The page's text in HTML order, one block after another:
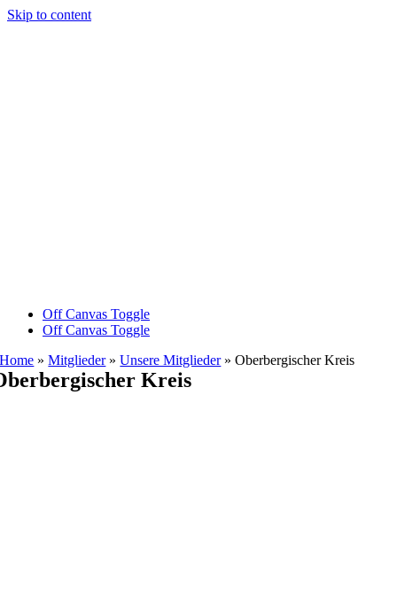
Skip to content
Off Canvas Toggle
Off Canvas Toggle
Home »Mitglieder»Unsere Mitglieder»Oberbergischer Kreis
Kreis